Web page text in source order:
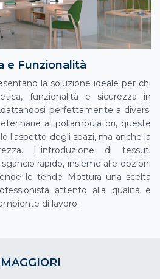
e Funzionalità
la soluzione ideale per chi
funzionalità e sicurezza in
perfettamente a diversi
ai poliambulatori, queste
l'aspetto degli spazi, ma anche la
L'introduzione di tessuti
rapido, insieme alle opzioni
le tende Mottura una scelta
attento alla qualità e
di lavoro.